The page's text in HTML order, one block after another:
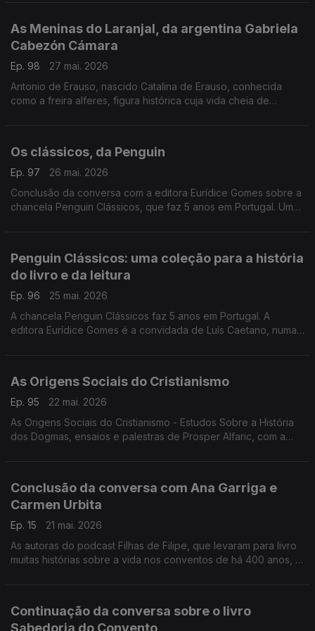
As Meninas do Laranjal, da argentina Gabriela
Cabezón Cámara
Ep. 98
27 mai. 2026
Antonio de Erauso, nascido Catalina de Erauso, conhecida
como a freira alferes, figura histórica cuja vida cheia de
Os clássicos, da Penguin
Ep. 97
26 mai. 2026
Conclusão da conversa com a editora Eurídice Gomes sobre a
chancela Penguin Clássicos, que faz 5 anos em Portugal. Um
Penguin Clássicos: uma coleção para a história
do livro e da leitura
Ep. 96
25 mai. 2026
A chancela Penguin Clássicos faz 5 anos em Portugal. A
editora Eurídice Gomes é a convidada de Luís Caetano, numa
As Origens Sociais do Cristianismo
Ep. 95
22 mai. 2026
As Origens Sociais do Cristianismo - Estudos Sobre a História
dos Dogmas, ensaios e palestras de Prosper Alfaric, com a
Conclusão da conversa com Ana Garriga e
Carmen Urbita
Ep. 15
21 mai. 2026
As autoras do podcast Filhas de Filipe, que levaram para livro
muitas histórias sobre a vida nos conventos de há 400 anos, à
Continuação da conversa sobre o livro
Sabedoria do Convento